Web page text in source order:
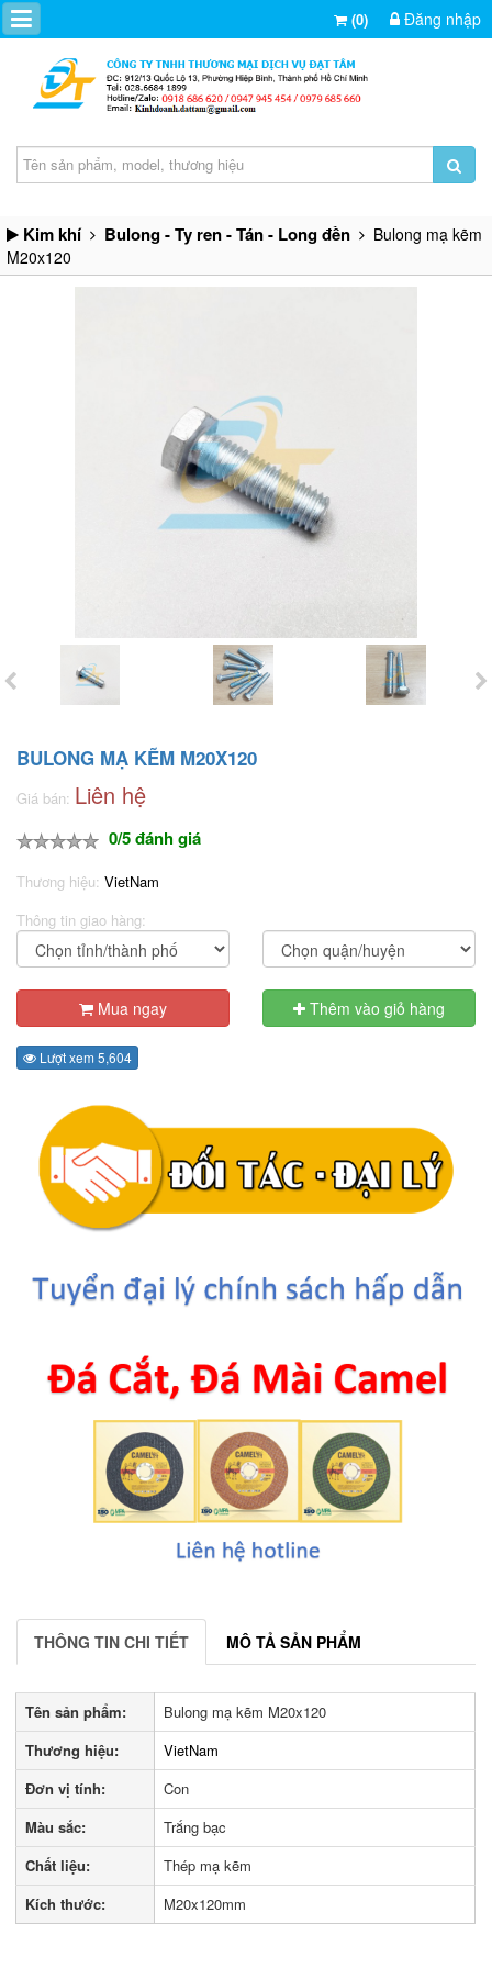
(0) Đăng nhập
Kim khí Bulong - Ty ren - Tán - Long đền
Bulong mạ kẽm
M20x120
BULONG MẠ KẼM M20X120
Giá bán: Liên hệ
0/5 đánh giá
Thương hiệu: VietNam
Thông tin giao hàng:
Mua ngay Thêm vào giỏ hàng
Lượt xem 5,604
THÔNG TIN CHI TIẾT MÔ TẢ SẢN PHẨM
Tên sản phẩm:
Bulong mạ kẽm M20x120
Thương hiệu:
VietNam
Đơn vị tính:
Con
Màu sắc:
Trắng bạc
Chất liệu:
Thép mạ kẽm
Kích thước:
M20x120mm